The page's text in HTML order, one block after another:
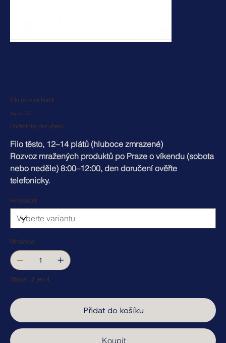
Filo těsto na burek
Cena
89,00 Kč
Podmínky doručení
Filo těsto, 12–14 plátů (hluboce zmrazené)
Rozvoz mražených produktů po Praze o víkendu (sobota
nebo neděle) 8:00–12:00, den doručení ověřte
telefonicky.
Hmotnost
Množství
Zbývá už jen 4
Přidat do košíku
Koupit